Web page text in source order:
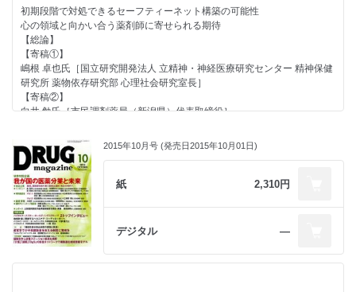
薬剤師ならではの視点で薬を「きちんと飲める」
「きちんと効かせる」を重視した開発の歴史
宮坂勝之氏［聖路加国際大学大学院 周麻酔期看護学 特任教授］×福居篤
子氏［龍角散 執行役員 開発本部長］
● 【新春論壇】
「変わりゆく環境への対応」
・漆畑 稔氏［日本薬剤師会 顧問］
・木内祐二氏［昭和大学 薬学部 薬学教育学］
・清水 徹氏［みずほ情報総研 社会政策コンサルティング部 医療政策チー
ム コンサルタント］
・樋口 俊一氏［日本医薬品登録販売者協会 会長］
・平野健二氏［サンキュードラッグ 代表取締役社長］
・堀美智子氏［日本女性薬局経営者の会 会長］
・宮坂佳紀氏［メディカル・テン 代表］
・宮原富士子氏［Healthy Aging Projects for Women（HAP） 理事長］
・三好 昇氏［北海道江別市 市長］
・宗像 守氏［日本チェーンドラッグストア協会 事務総長］
■ 行政ウォッチング
宮坂佳紀氏［メディカル・テン 代表］
■ Rediscovery in U.S. ～知られざる米国最新流通業界事情
新地昭久氏［RMI 代表］
■ 経営力を強化するための処方箋
金子尚貴氏［税理士法人アフェックス 公認会計士 税理士］
■ 隔月連載 アイ・エム・エス・ジャパン
■ たった一言の声かけで広がるお客さまとの会話
大慶堂 大谷まり子氏・大谷 桜氏
■ Global Report
データモニター社 イアン・ロイド氏
■ ビジネスナビ(202) 櫻井秀勲の世相“解体新書”
● 【主張】
2045年、薬剤師職能はAI（人工知能）が担う？
初期段階で対処できるセーフティーネット構築の可能性
心の領域と向かい合う薬剤師に寄せられる期待
【総論】
【寄稿①】
嶋根 卓也氏［国立研究開発法人 立精神・神経医療研究センター 精神保健
研究所 薬物依存研究部 心理社会研究室長］
【寄稿②】
向井 勉氏［市民調剤薬局（新潟県）代表取締役］
電子お薬手帳にコンテンツ「こころの休憩室」を付加
「こころのコラム」の書き込みで認知行動療法の気づきに
三津原 庸介氏［日本調剤 常務取締役］
● 【調剤薬局トップインタビューシリーズ】
超高齢社会背景に「第２の柱」介護付き老人ホーム積極展開
調剤薬局が取り組む介護施設の新たな展望
南野 利久氏［メディカル一光（三重県） 代表取締役社長］
● 【特別企画】 プラネット創立30周年記念インタビュー
2015年10月号 (発売日2015年10月01日)
紙 2,310円
デジタル ―